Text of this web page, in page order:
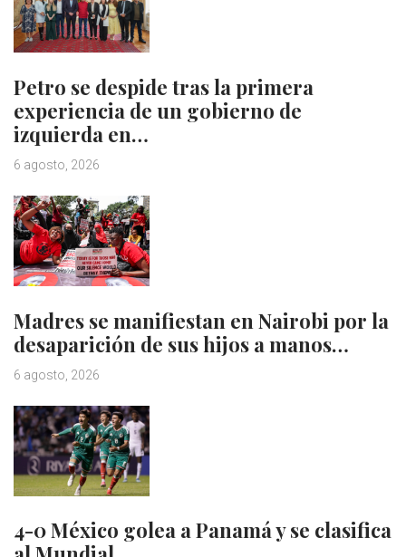
Petro se despide tras la primera
experiencia de un gobierno de
izquierda en…
6 agosto, 2026
Madres se manifiestan en Nairobi por la
desaparición de sus hijos a manos…
6 agosto, 2026
4-0 México golea a Panamá y se clasifica